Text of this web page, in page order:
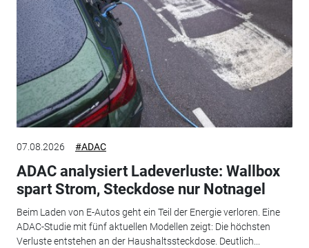
07.08.2026 #ADAC
ADAC analysiert Ladeverluste: Wallbox
spart Strom, Steckdose nur Notnagel
Beim Laden von E-Autos geht ein Teil der Energie verloren. Eine
ADAC-Studie mit fünf aktuellen Modellen zeigt: Die höchsten
Verluste entstehen an der Haushaltssteckdose. Deutlich...